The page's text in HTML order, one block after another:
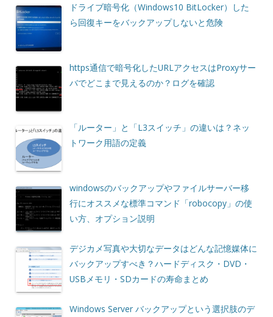
ドライブ暗号化（Windows10 BitLocker）した
ら回復キーをバックアップしないと危険
https通信で暗号化したURLアクセスはProxyサー
バでどこまで見えるのか？ログを確認
「ルーター」と「L3スイッチ」の違いは？ネッ
トワーク用語の定義
windowsのバックアップやファイルサーバー移
行にオススメな標準コマンド「robocopy」の使
い方、オプション説明
デジカメ写真や大切なデータはどんな記憶媒体に
バックアップすべき？ハードディスク・DVD・
USBメモリ・SDカードの寿命まとめ
Windows Server バックアップという選択肢のデ